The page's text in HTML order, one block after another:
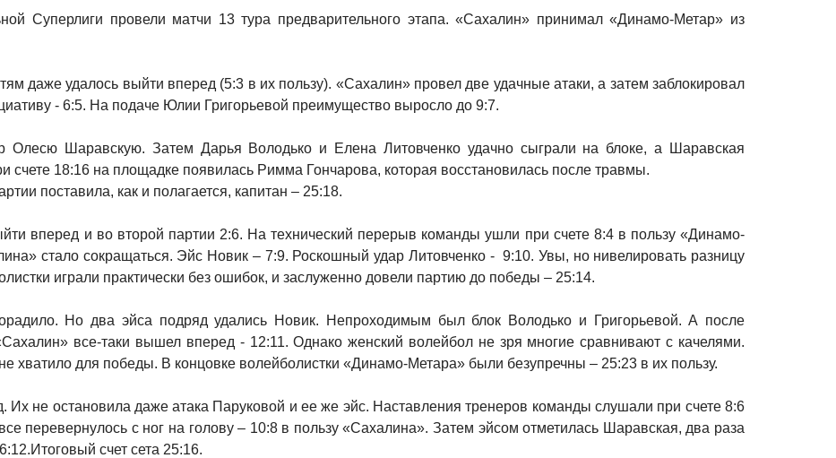
Суперлиги провели матчи 13 тура предварительного этапа. «Сахалин» принимал «Динамо-Метар» из
даже удалось выйти вперед (5:3 в их пользу). «Сахалин» провел две удачные атаки, а затем заблокировал
- 6:5. На подаче Юлии Григорьевой преимущество выросло до 9:7.
Шаравскую. Затем Дарья Володько и Елена Литовченко удачно сыграли на блоке, а Шаравская
счете 18:16 на площадке появилась Римма Гончарова, которая восстановилась после травмы.
поставила, как и полагается, капитан – 25:18.
вперед и во второй партии 2:6. На технический перерыв команды ушли при счете 8:4 в пользу «Динамо-
стало сокращаться. Эйс Новик – 7:9. Роскошный удар Литовченко - 9:10. Увы, но нивелировать разницу
играли практически без ошибок, и заслуженно довели партию до победы – 25:14.
Но два эйса подряд удались Новик. Непроходимым был блок Володько и Григорьевой. А после
все-таки вышел вперед - 12:11. Однако женский волейбол не зря многие сравнивают с качелями.
хватило для победы. В концовке волейболистки «Динамо-Метара» были безупречны – 25:23 в их пользу.
Их не остановила даже атака Паруковой и ее же эйс. Наставления тренеров команды слушали при счете 8:6
перевернулось с ног на голову – 10:8 в пользу «Сахалина». Затем эйсом отметилась Шаравская, два раза
счет сета 25:16.